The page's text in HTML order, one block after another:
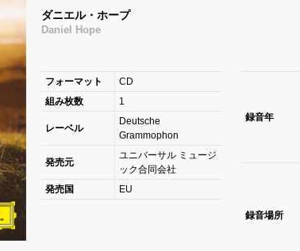
ダニエル・ホープ
Daniel Hope
フォーマット
CD
組み枚数
1
レーベル
Deutsche
Grammophon
発売元
ユニバーサル ミュージ
ック合同会社
発売国
EU
録音年
録音場所